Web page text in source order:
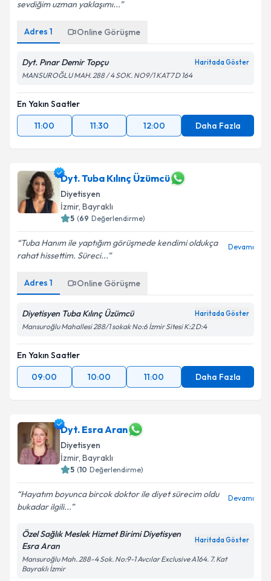
sevdiğim uzman yaklaşımı...
Adres 1 Online Görüşme
Dyt. Pınar Demir Topçu Haritada Göster
MANSUROĞLU MAH. 288 / 4 SOK. NO9/1 KAT7 D 164
En Yakın Saatler
11:00
11:30 12:00 Daha Fazla
Dyt. Tuba Kılınç Üzümcü
Diyetisyen
İzmir, Bayraklı
5 (69 Değerlendirme)
Tuba Hanım ile yaptığım görüşmede kendimi oldukça
rahat hissettim. Süreci...
Devamı
Adres 1 Online Görüşme
Diyetisyen Tuba Kılınç Üzümcü Haritada Göster
Mansuroğlu Mahallesi 288/1 sokak No:6 İzmir Sitesi K:2 D:4
En Yakın Saatler
09:00
10:00 11:00 Daha Fazla
Dyt. Esra Aran
Diyetisyen
İzmir, Bayraklı
5 (10 Değerlendirme)
Hayatım boyunca bircok doktor ile diyet sürecim oldu
bukadar ilgili...
Devamı
Özel Sağlık Meslek Hizmet Birimi Diyetisyen
Esra Aran
Haritada Göster
Mansuroğlu Mah. 288-4 Sok. No:9-1 Avcılar Exclusive A164. 7. Kat
Bayraklı İzmir